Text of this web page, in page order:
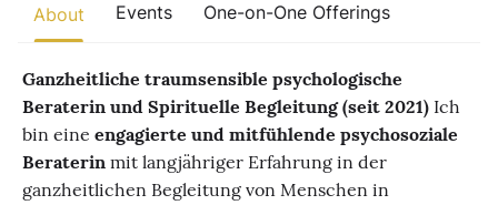
world wide
A global view of gatherings where connection, presence, and
growth are actively unfolding.
About Events One-on-One Offerings
Ganzheitliche traumsensible psychologische
Beraterin und Spirituelle Begleitung (seit 2021) Ich
bin eine engagierte und mitfühlende psychosoziale
Beraterin mit langjähriger Erfahrung in der
ganzheitlichen Begleitung von Menschen in